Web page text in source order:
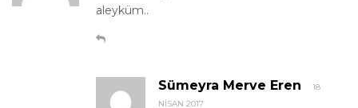
aleyküm..
Sümeyra Merve Eren
18
NISAN 2017